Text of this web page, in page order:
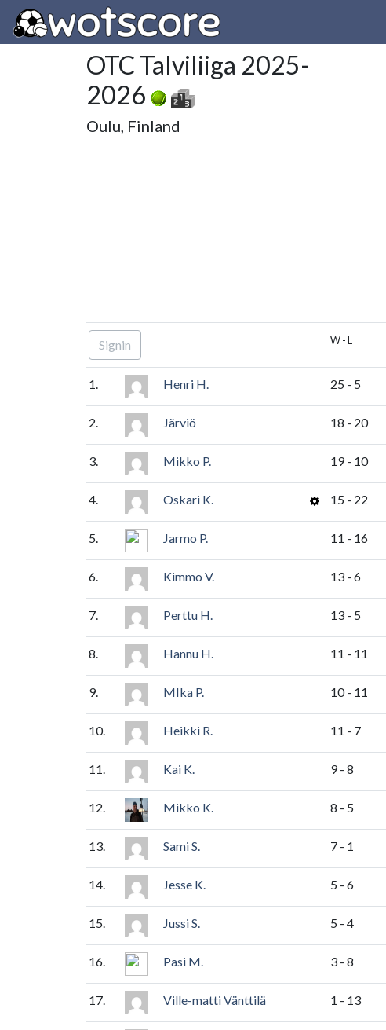
OTC Talviliiga 2025-
2026
Oulu, Finland
Signin W - L
1. Henri H. 25 - 5
2. Järviö 18 - 20
3. Mikko P. 19 - 10
4. Oskari K. 15 - 22
5. Jarmo P. 11 - 16
6. Kimmo V. 13 - 6
7. Perttu H. 13 - 5
8. Hannu H. 11 - 11
9. MIka P. 10 - 11
10. Heikki R. 11 - 7
11. Kai K. 9 - 8
12. Mikko K. 8 - 5
13. Sami S. 7 - 1
14. Jesse K. 5 - 6
15. Jussi S. 5 - 4
16. Pasi M. 3 - 8
17. Ville-matti Vänttilä 1 - 13